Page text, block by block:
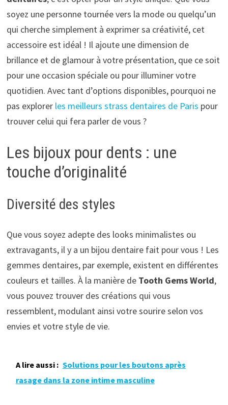
soyez une personne tournée vers la mode ou quelqu’un
qui cherche simplement à exprimer sa créativité, cet
accessoire est idéal ! Il ajoute une dimension de
brillance et de glamour à votre présentation, que ce soit
pour une occasion spéciale ou pour illuminer votre
quotidien. Avec tant d’options disponibles, pourquoi ne
pas explorer les meilleurs strass dentaires de Paris pour
trouver celui qui fera parler de vous ?
Les bijoux pour dents : une
touche d’originalité
Diversité des styles
Que vous soyez adepte des looks minimalistes ou
extravagants, il y a un bijou dentaire fait pour vous ! Les
gemmes dentaires, par exemple, existent en différentes
couleurs et tailles. À la manière de Tooth Gems World,
vous pouvez trouver des créations qui vous
ressemblent, modulant ainsi votre sourire selon vos
envies et votre style de vie.
A lire aussi : Solutions pour les boutons après
rasage dans la zone intime masculine